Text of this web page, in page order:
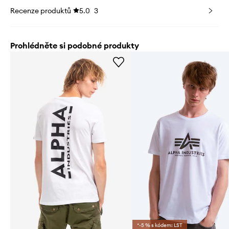
Recenze produktů 5.0 3
Prohlédněte si podobné produkty
*-5 % s kódem: LST